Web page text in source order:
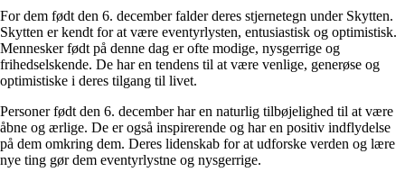
For dem født den 6. december falder deres stjernetegn under Skytten.
Skytten er kendt for at være eventyrlysten, entusiastisk og optimistisk.
Mennesker født på denne dag er ofte modige, nysgerrige og
frihedselskende. De har en tendens til at være venlige, generøse og
optimistiske i deres tilgang til livet.
Personer født den 6. december har en naturlig tilbøjelighed til at være
åbne og ærlige. De er også inspirerende og har en positiv indflydelse
på dem omkring dem. Deres lidenskab for at udforske verden og lære
nye ting gør dem eventyrlystne og nysgerrige.